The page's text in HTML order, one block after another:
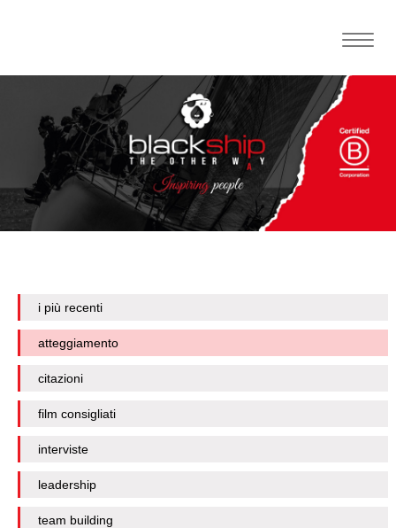
Toggle
i più recenti
atteggiamento
citazioni
film consigliati
interviste
leadership
team building